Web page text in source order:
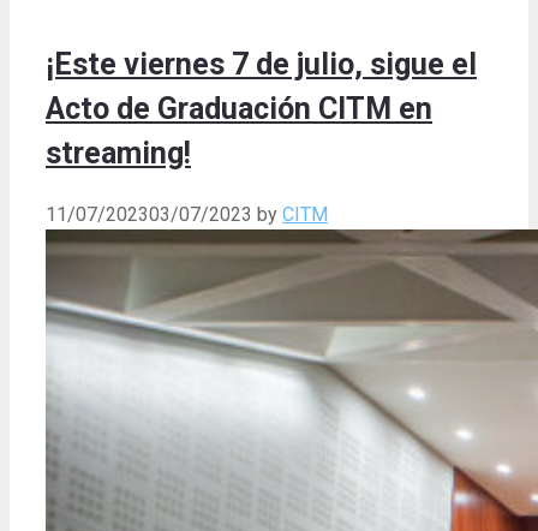
¡Este viernes 7 de julio, sigue el
Acto de Graduación CITM en
streaming!
11/07/202303/07/2023 by CITM